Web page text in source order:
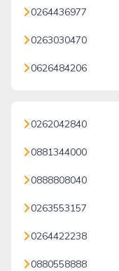
0264436977
0263030470
0626484206
0262042840
0881344000
0888808040
0263553157
0264422238
0880558888